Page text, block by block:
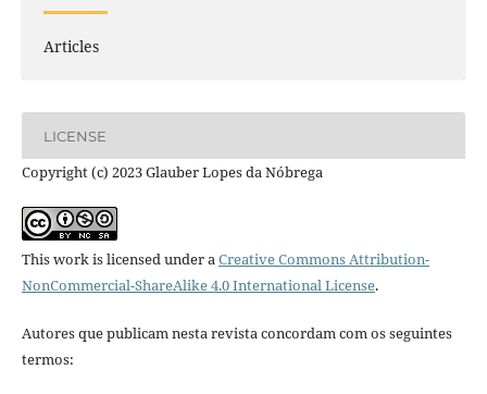
Articles
LICENSE
Copyright (c) 2023 Glauber Lopes da Nóbrega
This work is licensed under aCreative Commons Attribution-
NonCommercial-ShareAlike 4.0 International License.
Autores que publicam nesta revista concordam com os seguintes
termos: